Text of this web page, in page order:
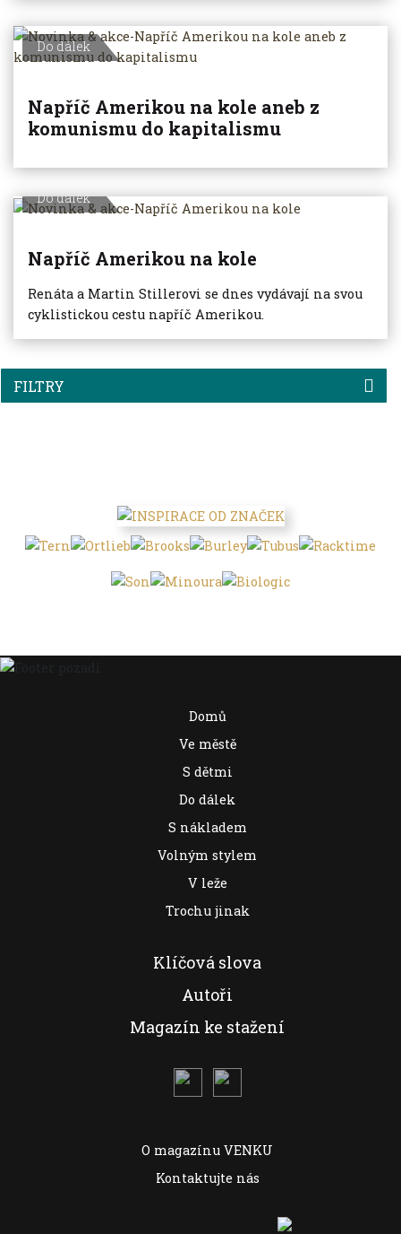
FILTRY
Do dálek
Napříč Amerikou na kole aneb z
komunismu do kapitalismu
Do dálek
Napříč Amerikou na kole
Renáta a Martin Stillerovi se dnes vydávají na svou
cyklistickou cestu napříč Amerikou.
Domů
Ve městě
S dětmi
Do dálek
S nákladem
Volným stylem
V leže
Trochu jinak
Klíčová slova
Autoři
Magazín ke stažení
O magazínu VENKU
Kontaktujte nás